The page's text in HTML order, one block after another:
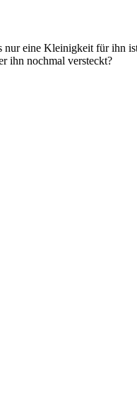
eine Kleinigkeit für ihn
ihn nochmal versteckt?